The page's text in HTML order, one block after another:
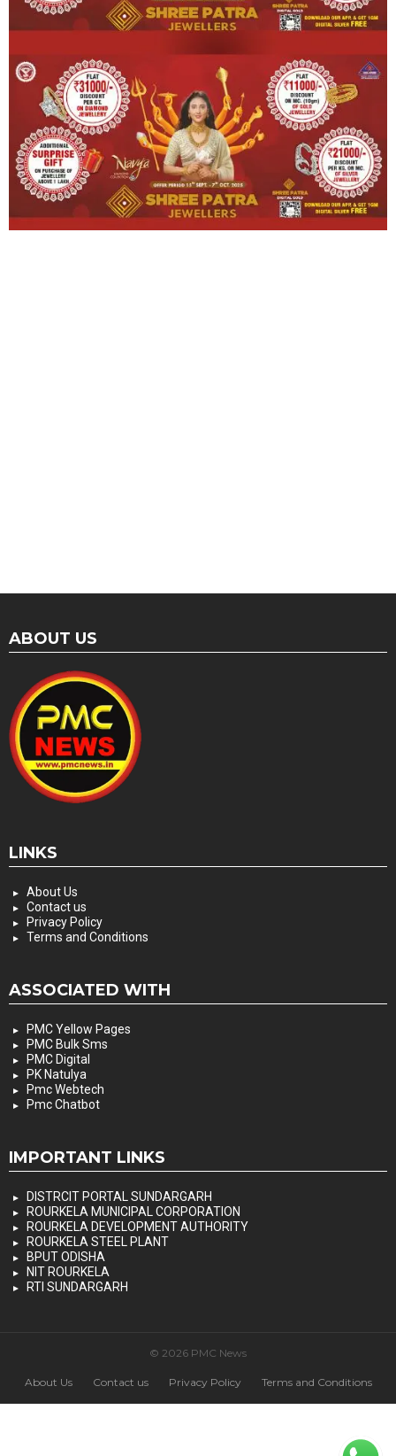
ABOUT US
LINKS
About Us
Contact us
Privacy Policy
Terms and Conditions
ASSOCIATED WITH
PMC Yellow Pages
PMC Bulk Sms
PMC Digital
PK Natulya
Pmc Webtech
Pmc Chatbot
IMPORTANT LINKS
DISTRCIT PORTAL SUNDARGARH
ROURKELA MUNICIPAL CORPORATION
ROURKELA DEVELOPMENT AUTHORITY
ROURKELA STEEL PLANT
BPUT ODISHA
NIT ROURKELA
RTI SUNDARGARH
© 2026 PMC News
About Us Contact us Privacy Policy Terms and Conditions